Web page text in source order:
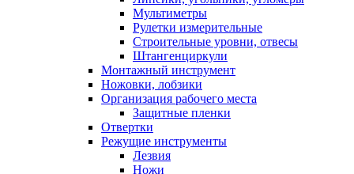
Мультиметры
Рулетки измерительные
Строительные уровни, отвесы
Штангенциркули
Монтажный инструмент
Ножовки, лобзики
Организация рабочего места
Защитные пленки
Отвертки
Режущие инструменты
Лезвия
Ножи